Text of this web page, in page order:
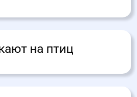
на птиц